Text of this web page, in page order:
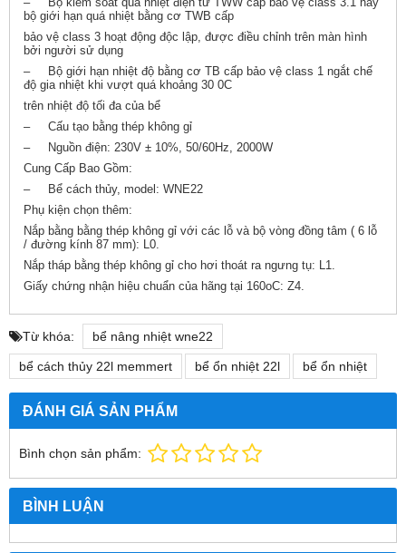
bộ giới hạn quá nhiệt bằng cơ TWB cấp
bảo vệ class 3 hoạt động độc lập, được điều chỉnh trên màn hình
bởi người sử dụng
– Bộ giới hạn nhiệt độ bằng cơ TB cấp bảo vệ class 1 ngắt chế
độ gia nhiệt khi vượt quá khoảng 30 0C
trên nhiệt độ tối đa của bể
– Cấu tạo bằng thép không gỉ
– Nguồn điện: 230V ± 10%, 50/60Hz, 2000W
Cung Cấp Bao Gồm:
– Bể cách thủy, model: WNE22
Phụ kiện chọn thêm:
Nắp bằng bằng thép không gỉ với các lỗ và bộ vòng đồng tâm ( 6 lỗ
/ đường kính 87 mm): L0.
Nắp tháp bằng thép không gỉ cho hơi thoát ra ngưng tụ: L1.
Giấy chứng nhận hiệu chuẩn của hãng tại 160oC: Z4.
Từ khóa: bể nâng nhiệt wne22
bể cách thủy 22l memmert bể ổn nhiệt 22l bể ổn nhiệt
ĐÁNH GIÁ SẢN PHẨM
Bình chọn sản phẩm:
BÌNH LUẬN